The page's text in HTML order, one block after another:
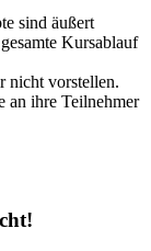
sind äußert
Kursablauf
nicht vorstellen.
an ihre Teilnehmer